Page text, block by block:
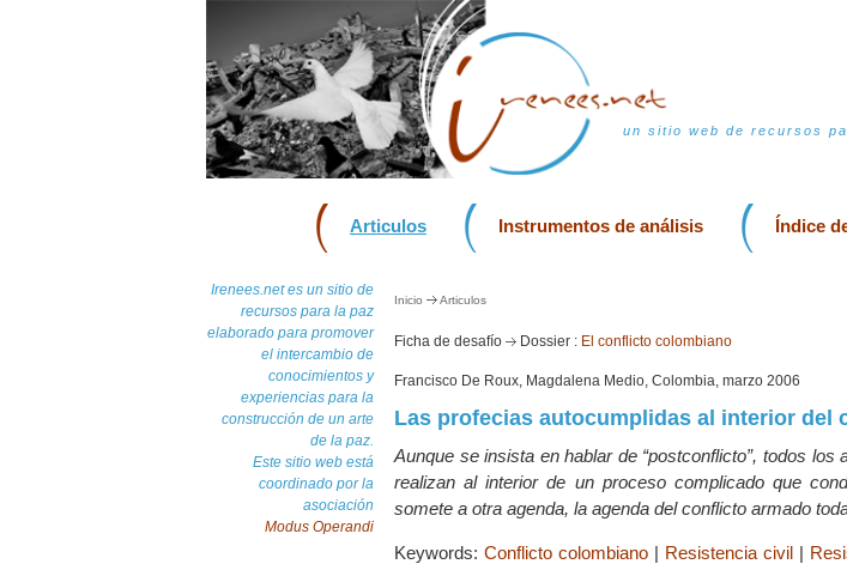
un sitio web de recursos
Articulos Instrumentos de análisis Índice
Irenees.net es un sitio de
recursos para la paz
elaborado para promover
el intercambio de
conocimientos y
experiencias para la
construcción de un arte
de la paz.
Este sitio web está
coordinado por la
asociación
Modus Operandi
Inicio Articulos
Ficha de desafío Dossier : El conflicto colombiano
Francisco De Roux, Magdalena Medio, Colombia, marzo 2006
Las profecias autocumplidas al interior del
Aunque se insista en hablar de “postconflicto”, todos
realizan al interior de un proceso complicado que
somete a otra agenda, la agenda del conflicto armado
Keywords: Conflicto colombiano| Resistencia civil|